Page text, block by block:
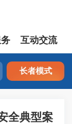
互动交流
长者模式
全典型案